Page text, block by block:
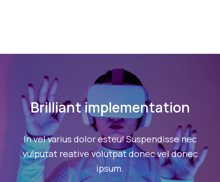
Brilliant implementation
In vel varius dolor esteu! Suspendisse nec
vulputat reative volutpat donec vel donec
ipsum.